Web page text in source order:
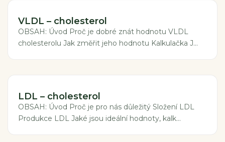
VLDL – cholesterol
OBSAH: Úvod Proč je dobré znát hodnotu VLDL
cholesterolu Jak změřit jeho hodnotu Kalkulačka J...
LDL – cholesterol
OBSAH: Úvod Proč je pro nás důležitý Složení LDL
Produkce LDL Jaké jsou ideální hodnoty, kalk...